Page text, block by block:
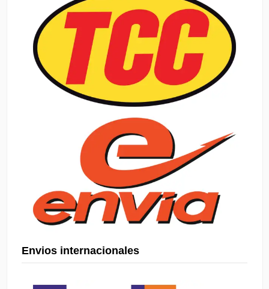
Envios internacionales